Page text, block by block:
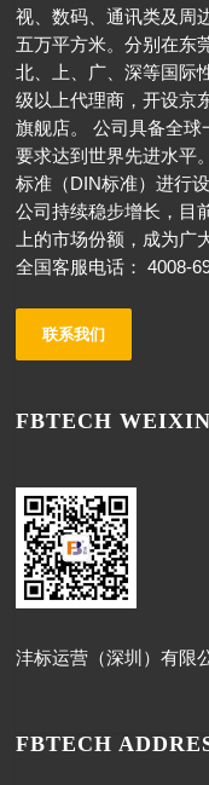
视、数码、通讯类及周
五万平方米。分别在东
北、上、广、深等国际
级以上代理商，开设京
旗舰店。 公司具备全
要求达到世界先进水平
标准（DIN标准）进行
公司持续稳步增长，目
上的市场份额，成为广
全国客服电话： 4008-
联系我们
FBTECH WEIXIN
沣标运营（深圳）有限
FBTECH